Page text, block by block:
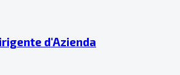
d'Azienda